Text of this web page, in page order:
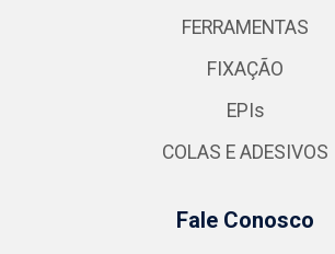
FERRAMENTAS
FIXAÇÃO
EPIs
COLAS E ADESIVOS
Fale Conosco